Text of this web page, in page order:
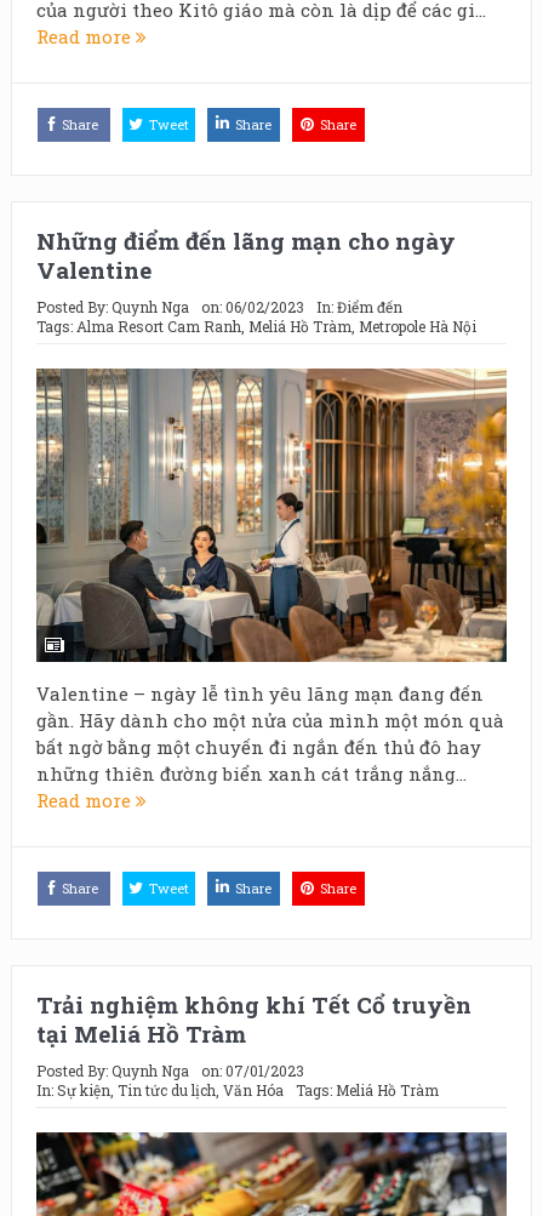
của người theo Kitô giáo mà còn là dịp để các gi...
Read more
Share Tweet Share Share
Những điểm đến lãng mạn cho ngày
Valentine
Posted By:Quynh Nga on:06/02/2023 In:Điểm đến
Tags:Alma Resort Cam Ranh, Meliá Hồ Tràm, Metropole Hà Nội
Valentine – ngày lễ tình yêu lãng mạn đang đến
gần. Hãy dành cho một nửa của mình một món quà
bất ngờ bằng một chuyến đi ngắn đến thủ đô hay
những thiên đường biển xanh cát trắng nắng...
Read more
Share Tweet Share Share
Trải nghiệm không khí Tết Cổ truyền
tại Meliá Hồ Tràm
Posted By:Quynh Nga on:07/01/2023
In:Sự kiện Tin tức du lịch Văn Hóa Tags: Meliá Hồ Tràm